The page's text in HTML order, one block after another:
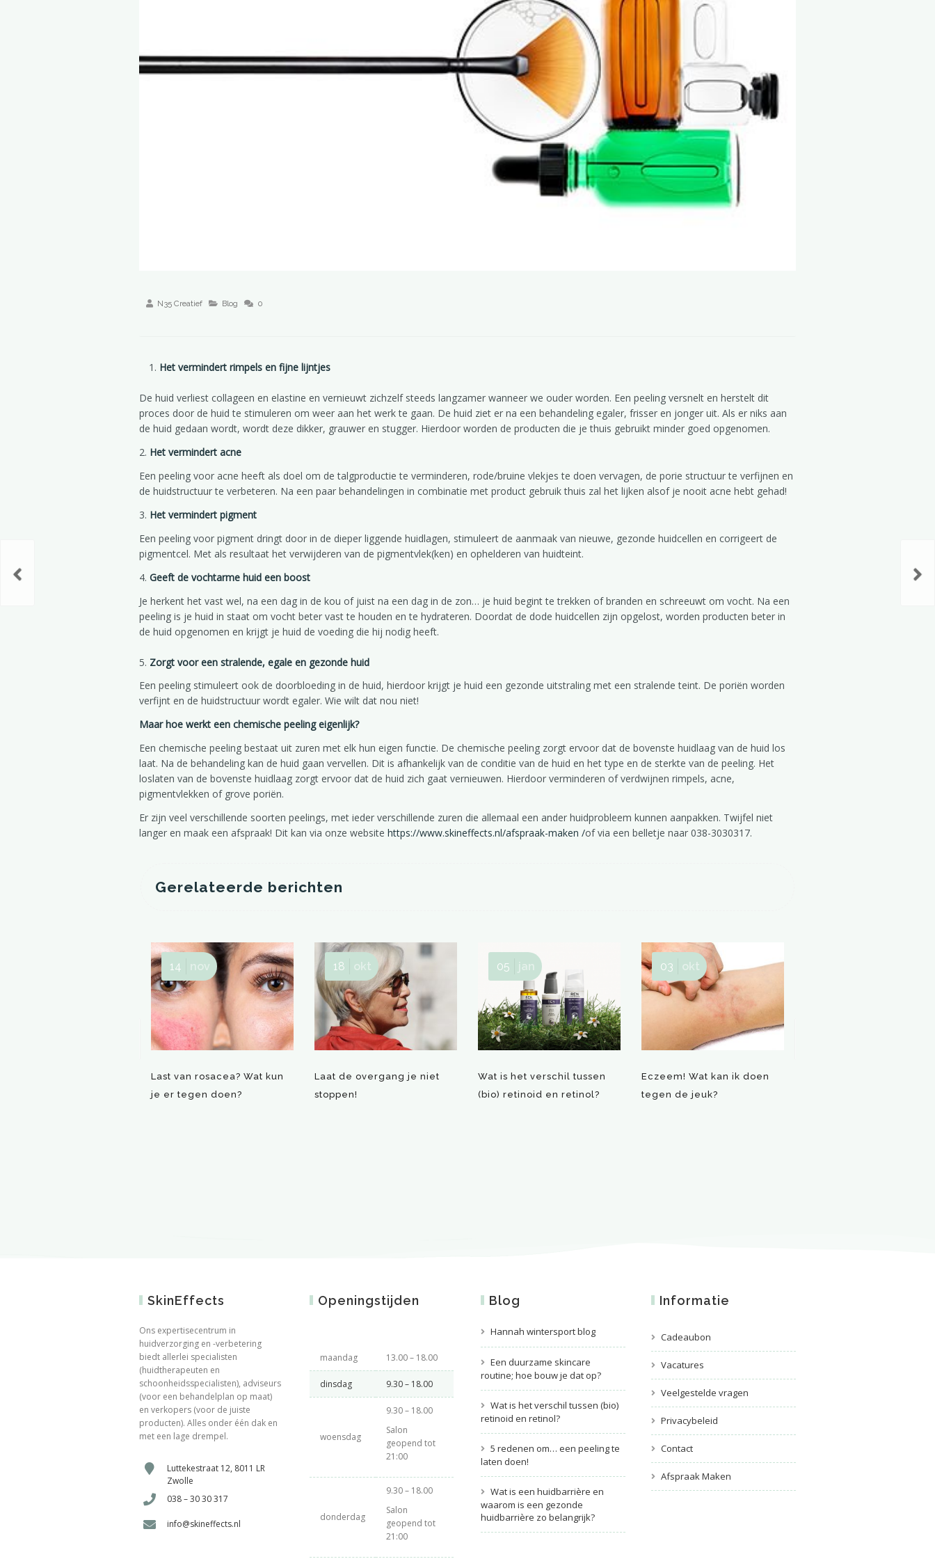
N35 Creatief Blog 0
Het vermindert rimpels en fijne lijntjes
De huid verliest collageen en elastine en vernieuwt zichzelf steeds langzamer wanneer we ouder worden. Een peeling versnelt en herstelt dit
proces door de huid te stimuleren om weer aan het werk te gaan. De huid ziet er na een behandeling egaler, frisser en jonger uit. Als er niks aan
de huid gedaan wordt, wordt deze dikker, grauwer en stugger. Hierdoor worden de producten die je thuis gebruikt minder goed opgenomen.
2. Het vermindert acne
Een peeling voor acne heeft als doel om de talgproductie te verminderen, rode/bruine vlekjes te doen vervagen, de porie structuur te verfijnen en
de huidstructuur te verbeteren. Na een paar behandelingen in combinatie met product gebruik thuis zal het lijken alsof je nooit acne hebt gehad!
3. Het vermindert pigment
Een peeling voor pigment dringt door in de dieper liggende huidlagen, stimuleert de aanmaak van nieuwe, gezonde huidcellen en corrigeert de
pigmentcel. Met als resultaat het verwijderen van de pigmentvlek(ken) en ophelderen van huidteint.
4. Geeft de vochtarme huid een boost
Je herkent het vast wel, na een dag in de kou of juist na een dag in de zon… je huid begint te trekken of branden en schreeuwt om vocht. Na een
peeling is je huid in staat om vocht beter vast te houden en te hydrateren. Doordat de dode huidcellen zijn opgelost, worden producten beter in
de huid opgenomen en krijgt je huid de voeding die hij nodig heeft.
5. Zorgt voor een stralende, egale en gezonde huid
Een peeling stimuleert ook de doorbloeding in de huid, hierdoor krijgt je huid een gezonde uitstraling met een stralende teint. De poriën worden
verfijnt en de huidstructuur wordt egaler. Wie wilt dat nou niet!
Maar hoe werkt een chemische peeling eigenlijk?
Een chemische peeling bestaat uit zuren met elk hun eigen functie. De chemische peeling zorgt ervoor dat de bovenste huidlaag van de huid los
laat. Na de behandeling kan de huid gaan vervellen. Dit is afhankelijk van de conditie van de huid en het type en de sterkte van de peeling. Het
loslaten van de bovenste huidlaag zorgt ervoor dat de huid zich gaat vernieuwen. Hierdoor verminderen of verdwijnen rimpels, acne,
pigmentvlekken of grove poriën.
Er zijn veel verschillende soorten peelings, met ieder verschillende zuren die allemaal een ander huidprobleem kunnen aanpakken. Twijfel niet
langer en maak een afspraak! Dit kan via onze website https://www.skineffects.nl/afspraak-maken /of via een belletje naar 038-3030317.
Gerelateerde berichten
Last van rosacea? Wat kun
je er tegen doen?
14 nov
Laat de overgang je niet
stoppen!
18 okt
Wat is het verschil tussen
(bio) retinoid en retinol?
05 jan
Eczeem! Wat kan ik doen
tegen de jeuk?
03 okt
SkinEffects
Ons expertisecentrum in
huidverzorging en -verbetering
biedt allerlei specialisten
(huidtherapeuten en
schoonheidsspecialisten), adviseurs
(voor een behandelplan op maat)
en verkopers (voor de juiste
producten). Alles onder één dak en
met een lage drempel.
Luttekestraat 12, 8011 LR
Zwolle
038 – 30 30 317
info@skineffects.nl
Openingstijden
maandag 13.00 – 18.00
dinsdag 9.30 – 18.00
woensdag
9.30 – 18.00
Salon
geopend tot
21:00
donderdag
9.30 – 18.00
Salon
geopend tot
21:00
Blog
Hannah wintersport blog
Een duurzame skincare
routine; hoe bouw je dat op?
Wat is het verschil tussen (bio)
retinoid en retinol?
5 redenen om… een peeling te
laten doen!
Wat is een huidbarrière en
waarom is een gezonde
huidbarrière zo belangrijk?
Informatie
Cadeaubon
Vacatures
Veelgestelde vragen
Privacybeleid
Contact
Afspraak Maken